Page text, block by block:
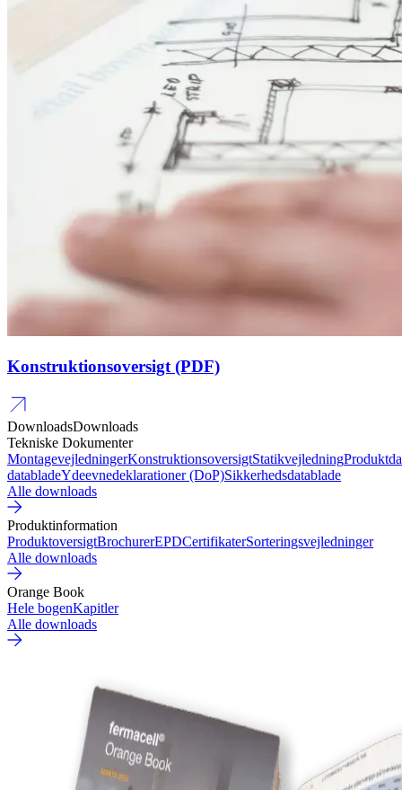
Konstruktionsoversigt (PDF)
DownloadsDownloads
Tekniske Dokumenter
MontagevejledningerKonstruktionsoversigtStatikvejledning
databladeYdeevnedeklarationer (DoP)Sikkerhedsdatablade
Alle downloads
Produktinformation
ProduktoversigtBrochurerEPDCertifikaterSorteringsvejledninger
Alle downloads
Orange Book
Hele bogenKapitler
Alle downloads